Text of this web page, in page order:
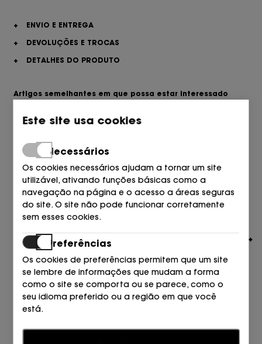
+
ENVIO E ENTREGA
+
DEVOLUÇÕES E TROCAS
+
DETALHES DO PRODUTO
Artigos semelhantes em que possa estar interessado
MARC JACOBS KIDS
Este site usa cookies
Necessários
Os cookies necessários ajudam a tornar um site
utilizável, ativando funções básicas como a
navegação na página e o acesso a áreas seguras
do site. O site não pode funcionar corretamente
sem esses cookies.
Preferências
Os cookies de preferências permitem que um site
se lembre de informações que mudam a forma
como o site se comporta ou se parece, como o
seu idioma preferido ou a região em que você
está.